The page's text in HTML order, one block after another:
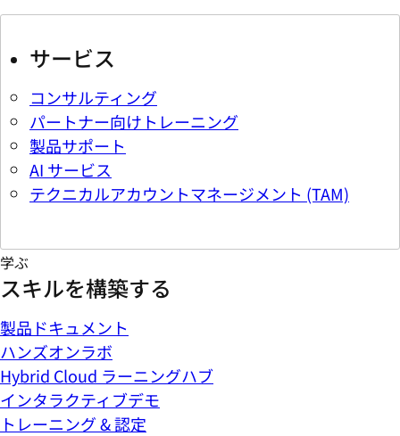
サービス
コンサルティング
パートナー向けトレーニング
製品サポート
AI サービス
テクニカルアカウントマネージメント (TAM)
学ぶ
スキルを構築する
製品ドキュメント
ハンズオンラボ
Hybrid Cloud ラーニングハブ
インタラクティブデモ
トレーニング & 認定